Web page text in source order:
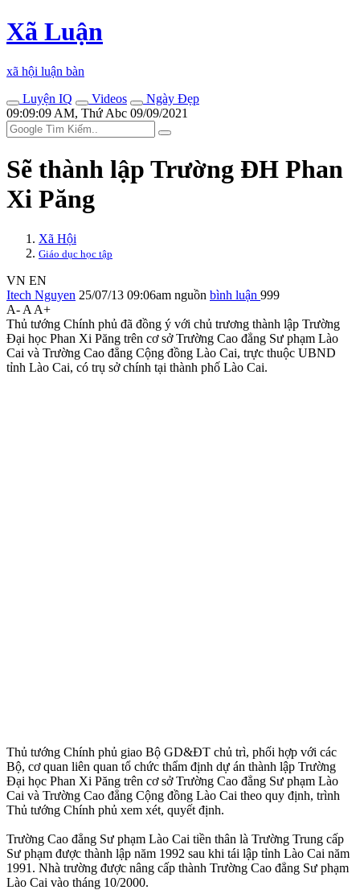
Xã Luận
xã hội luận bàn
Luyện IQ
Videos
Ngày Đẹp
09:09:09 AM, Thứ Abc 09/09/2021
Sẽ thành lập Trường ĐH Phan
Xi Păng
Xã Hội
Giáo dục học tập
VN EN
Itech Nguyen 25/07/13 09:06am nguồn bình luận 999
A- A A+
Thủ tướng Chính phủ đã đồng ý với chủ trương thành lập Trường
Đại học Phan Xi Păng trên cơ sở Trường Cao đẳng Sư phạm Lào
Cai và Trường Cao đẳng Cộng đồng Lào Cai, trực thuộc UBND
tỉnh Lào Cai, có trụ sở chính tại thành phố Lào Cai.
Thủ tướng Chính phủ giao Bộ GD&ĐT chủ trì, phối hợp với các
Bộ, cơ quan liên quan tổ chức thẩm định dự án thành lập Trường
Đại học Phan Xi Păng trên cơ sở Trường Cao đẳng Sư phạm Lào
Cai và Trường Cao đẳng Cộng đồng Lào Cai theo quy định, trình
Thủ tướng Chính phủ xem xét, quyết định.
Trường Cao đẳng Sư phạm Lào Cai tiền thân là Trường Trung cấp
Sư phạm được thành lập năm 1992 sau khi tái lập tỉnh Lào Cai năm
1991. Nhà trường được nâng cấp thành Trường Cao đẳng Sư phạm
Lào Cai vào tháng 10/2000.